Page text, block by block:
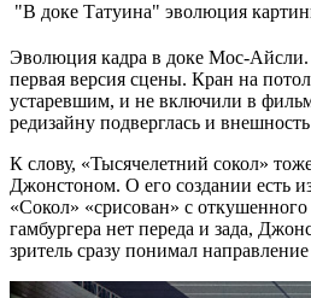
"В доке Татуина" эволюция
Эволюция кадра в доке Мос-
первая версия сцены. Кран на
устаревшим, и не включили в
редизайну подверглась и
К слову, «Тысячелетний сокол»
Джонстоном. О его создании есть
«Сокол» «срисован» с
гамбургера нет переда и зада,
зритель сразу понимал